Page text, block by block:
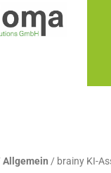
Allgemein / brainy KI-